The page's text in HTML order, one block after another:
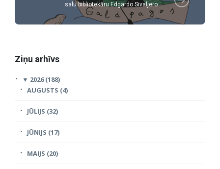
salu bibliotekāru Edgardo Sivaljero
Ziņu arhīvs
▼ 2026 (188)
AUGUSTS (4)
JŪLIJS (32)
JŪNIJS (17)
MAIJS (20)